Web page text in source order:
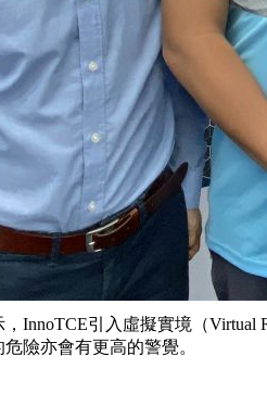
InnoTCE引入虛擬實境（
險亦會有更高的警覺。